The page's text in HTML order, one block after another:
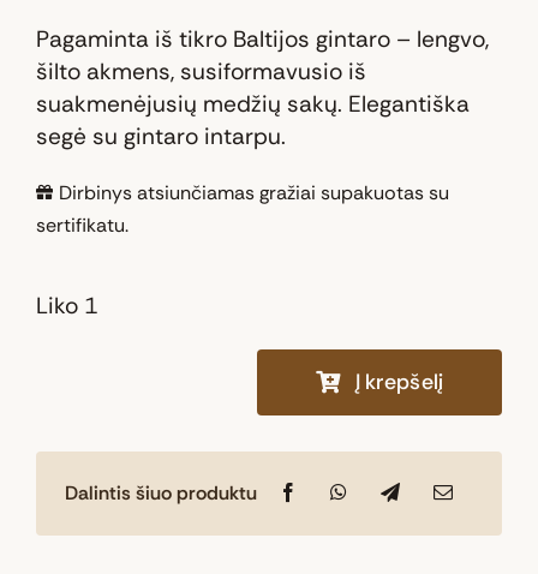
was:
55,00 €.
is:
49,50 €.
Pagaminta iš tikro Baltijos gintaro – lengvo,
šilto akmens, susiformavusio iš
suakmenėjusių medžių sakų. Elegantiška
segė su gintaro intarpu.
Dirbinys atsiunčiamas gražiai supakuotas su
sertifikatu.
Liko 1
2
Į krepšelį
Dalintis šiuo produktu